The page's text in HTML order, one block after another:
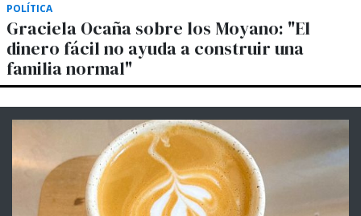
POLÍTICA
Graciela Ocaña sobre los Moyano: "El
dinero fácil no ayuda a construir una
familia normal"